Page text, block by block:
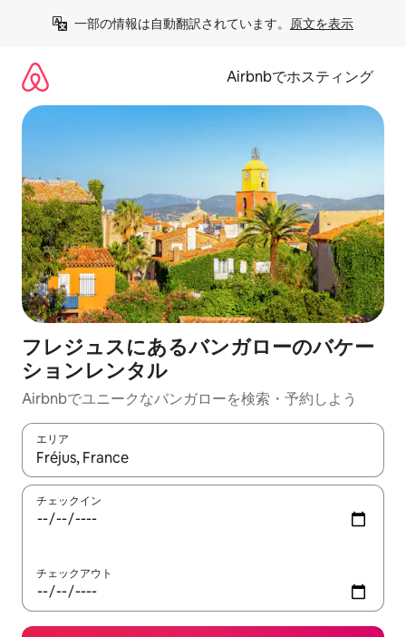
一部の情報は自動翻訳されています。 原文を表示
Airbnbでホスティング
フレジュスにあるバンガローのバケー
ションレンタル
Airbnbでユニークなバンガローを検索・予約しよう
エリア
検索結果が表示されたら、上下の矢印キーを使って移動するか
チェックイン
チェックアウト